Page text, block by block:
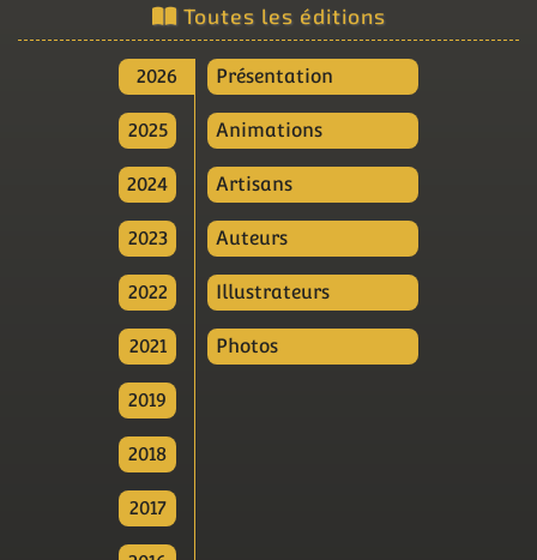
Toutes les éditions
2026
2025
2024
2023
2022
2021
2019
2018
2017
Présentation
Animations
Artisans
Auteurs
Illustrateurs
Photos